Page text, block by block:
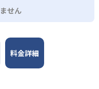
せん
料金詳細